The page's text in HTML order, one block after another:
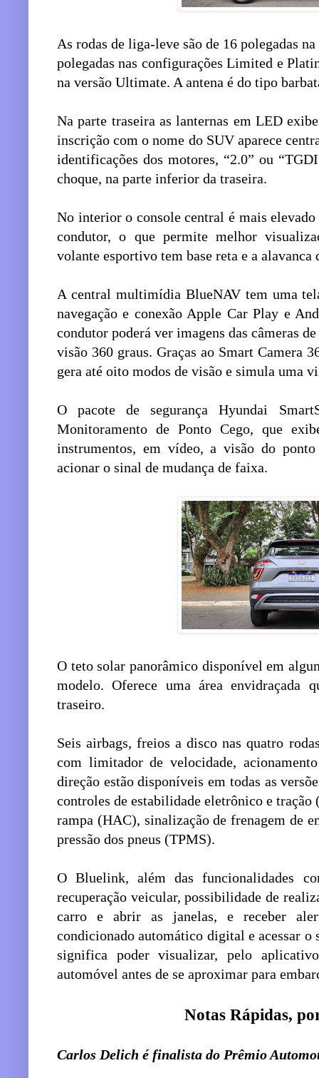
As rodas de liga-leve são de 16 polegadas
polegadas nas configurações Limited e
na versão Ultimate. A antena é do tipo
Na parte traseira as lanternas em LED
inscrição com o nome do SUV aparece
identificações dos motores, “2.0” ou
choque, na parte inferior da traseira.
No interior o console central é mais
condutor, o que permite melhor
volante esportivo tem base reta e a alavanca
A central multimídia BlueNAV tem uma
navegação e conexão Apple Car Play e
condutor poderá ver imagens das câmeras
visão 360 graus. Graças ao Smart Camera
gera até oito modos de visão e simula uma
O pacote de segurança Hyundai
Monitoramento de Ponto Cego, que
instrumentos, em vídeo, a visão do
acionar o sinal de mudança de faixa.
O teto solar panorâmico disponível em
modelo. Oferece uma área envidraçada
traseiro.
Seis airbags, freios a disco nas quatro
com limitador de velocidade,
direção estão disponíveis em todas as
controles de estabilidade eletrônico e tração
rampa (HAC), sinalização de frenagem de
pressão dos pneus (TPMS).
O Bluelink, além das funcionalidades
recuperação veicular, possibilidade de
carro e abrir as janelas, e receber
condicionado automático digital e acessar o
significa poder visualizar, pelo
automóvel antes de se aproximar para
Notas Rápidas,
Carlos Delich é finalista do Prêmio